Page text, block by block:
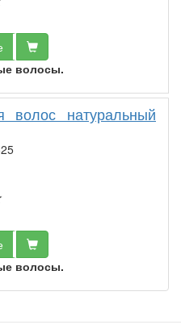
волосы.
волос натуральный
волосы.